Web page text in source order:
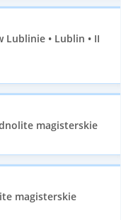
Lublinie • Lublin • II
magisterskie
magisterskie